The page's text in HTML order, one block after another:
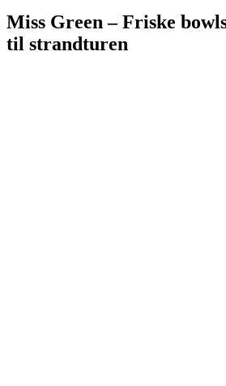
Miss Green – Friske
til strandturen